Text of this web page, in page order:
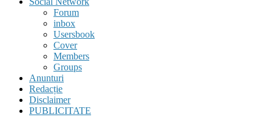
Forum
inbox
Usersbook
Cover
Members
Groups
Anunturi
Redacție
Disclaimer
PUBLICITATE